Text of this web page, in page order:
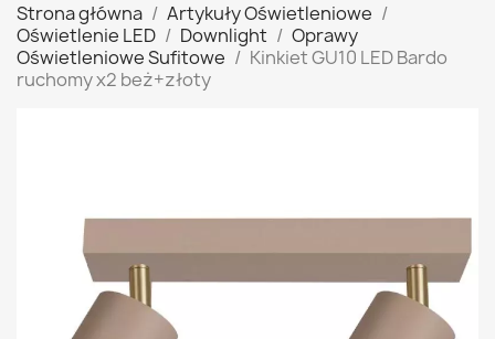
Strona główna
Artykuły Oświetleniowe
Oświetlenie LED
Downlight
Oprawy
Oświetleniowe Sufitowe
Kinkiet GU10 LED Bardo
ruchomy x2 beż+złoty